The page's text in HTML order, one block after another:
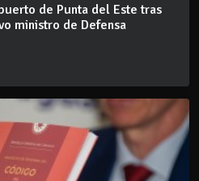
de Punta del Este tras
ministro de Defensa